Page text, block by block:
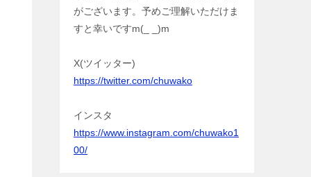
がございます。予めご理解いただけま
すと幸いですm(_ _)m
X(ツイッター)
https://twitter.com/chuwako
インスタ
https://www.instagram.com/chuwako1
00/